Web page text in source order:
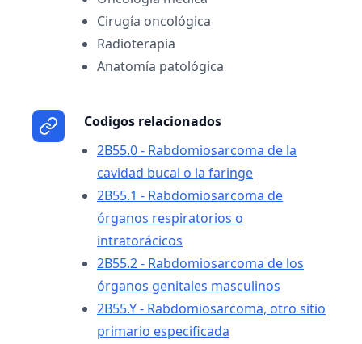
Cirugía oncológica
Radioterapia
Anatomía patológica
Codigos relacionados
2B55.0 - Rabdomiosarcoma de la
cavidad bucal o la faringe
2B55.1 - Rabdomiosarcoma de
órganos respiratorios o
intratorácicos
2B55.2 - Rabdomiosarcoma de los
órganos genitales masculinos
2B55.Y - Rabdomiosarcoma, otro sitio
primario especificada